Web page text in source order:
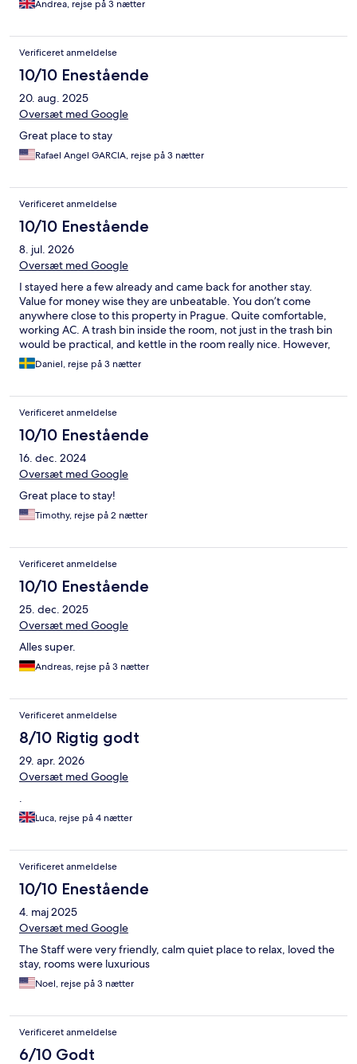
Andrea, rejse på 3 nætter
Verificeret anmeldelse
10/10 Enestående
20. aug. 2025
Oversæt med Google
Great place to stay
Rafael Angel GARCIA, rejse på 3 nætter
Verificeret anmeldelse
10/10 Enestående
8. jul. 2026
Oversæt med Google
I stayed here a few already and came back for another stay.
Value for money wise they are unbeatable. You don’t come
anywhere close to this property in Prague. Quite comfortable,
working AC. A trash bin inside the room, not just in the trash bin
would be practical, and kettle in the room really nice. However,
they serve good coffee in the lobby. Practical location next to
the metro stop. Highly recommend..
Daniel, rejse på 3 nætter
Verificeret anmeldelse
10/10 Enestående
16. dec. 2024
Oversæt med Google
Great place to stay!
Timothy, rejse på 2 nætter
Verificeret anmeldelse
10/10 Enestående
25. dec. 2025
Oversæt med Google
Alles super.
Andreas, rejse på 3 nætter
Verificeret anmeldelse
8/10 Rigtig godt
29. apr. 2026
Oversæt med Google
.
Luca, rejse på 4 nætter
Verificeret anmeldelse
10/10 Enestående
4. maj 2025
Oversæt med Google
The Staff were very friendly, calm quiet place to relax, loved the
stay, rooms were luxurious
Noel, rejse på 3 nætter
Verificeret anmeldelse
6/10 Godt